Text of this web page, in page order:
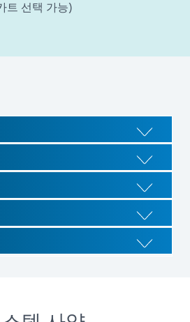
트 선택 가능)